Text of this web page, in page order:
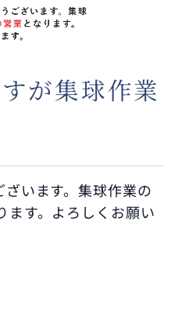
が集球作業
います。集球作業の
ます。よろしくお願い